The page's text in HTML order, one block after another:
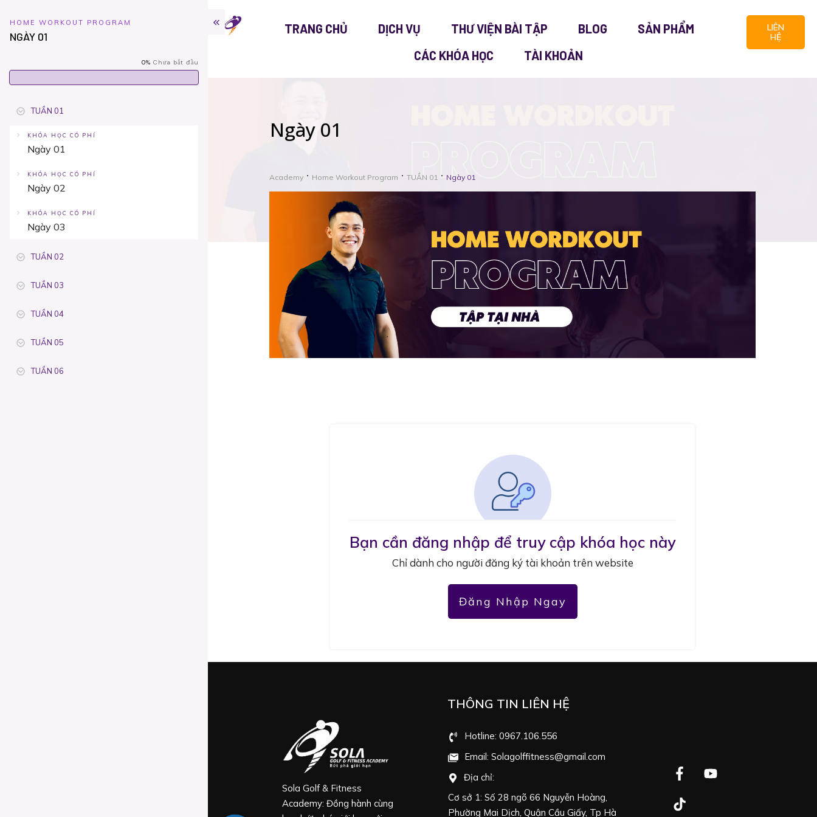
TRANG CHỦ DỊCH VỤ THƯ VIỆN BÀI TẬP BLOG
SẢN PHẨM
CÁC KHÓA HỌC
TÀI KHOẢN
LIÊN
HỆ
Ngày 01
Academy Home Workout Program TUẦN 01 Ngày 01
Bạn cần đăng nhập để truy cập khóa học này
Chỉ dành cho người đăng ký tài khoản trên website
Đăng Nhập Ngay
Sola Golf & Fitness
Academy: Đồng hành cùng
THÔNG TIN LIÊN HỆ
Hotline: 0967.106.556
Email: Solagolffitness@gmail.com
Địa chỉ:
Cơ sở 1: Số 28 ngõ 66 Nguyễn Hoàng,
Phường Mai Dịch, Quận Cầu Giấy, Tp Hà
HOME WORKOUT PROGRAM
NGÀY 01
0% Chưa bắt đầu
TUẦN 01
KHÓA HỌC CÓ PHÍ
Ngày 01
KHÓA HỌC CÓ PHÍ
Ngày 02
KHÓA HỌC CÓ PHÍ
Ngày 03
TUẦN 02
TUẦN 03
TUẦN 04
TUẦN 05
TUẦN 06